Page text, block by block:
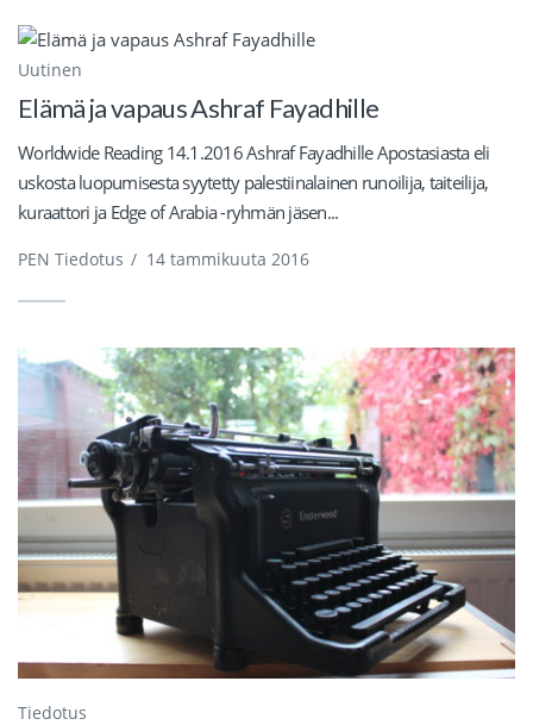
Uutinen
Elämä ja vapaus Ashraf Fayadhille
Worldwide Reading 14.1.2016 Ashraf Fayadhille Apostasiasta eli
uskosta luopumisesta syytetty palestiinalainen runoilija, taiteilija,
kuraattori ja Edge of Arabia -ryhmän jäsen...
PEN Tiedotus / 14 tammikuuta 2016
Tiedotus